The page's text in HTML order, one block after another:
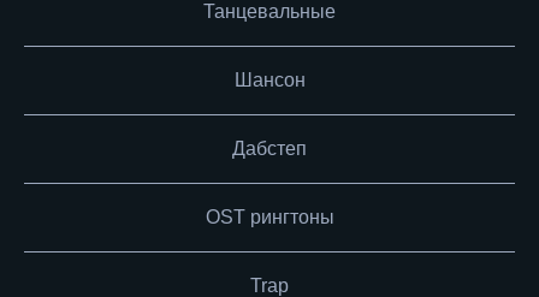
Танцевальные
Шансон
Дабстеп
OST рингтоны
Trap